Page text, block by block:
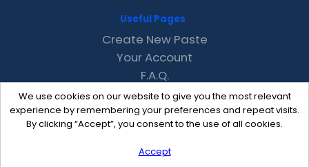
We use cookies on our website to give you the most relevant
experience by remembering your preferences and repeat visits.
By clicking “Accept”, you consent to the use of all cookies.
Accept
Useful Pages
Create New Paste
Your Account
F.A.Q.
Recent
Contact